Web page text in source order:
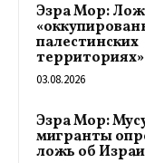
Эзра Мор:
палестинских
территориях»
03.08.2026
Эзра Мор:
мигранты
ложь об